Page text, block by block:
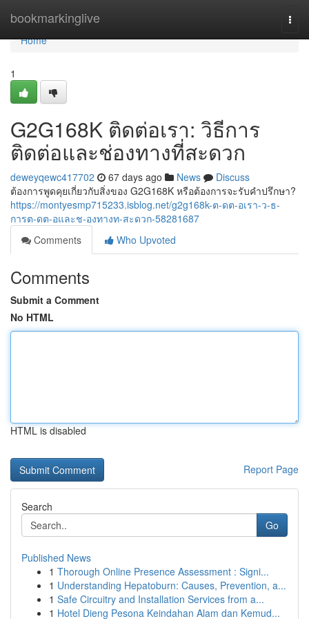
bookmarkinglive
Home
Home
1
G2G168K ติดต่อเรา: วิธีการ
ติดต่อและช่องทางที่สะดวก
deweyqewc417702 67 days ago News
Discuss
ต้องการพูดคุยเกี่ยวกับสิ่งของ G2G168K หรือต้องการจะรับคำปรึกษา?
https://montyesmp715233.isblog.net/g2g168k-ต-ดต-อเรา-ว-ธ-
การต-ดต-อและช-องทางท-สะดวก-58281687
Comments
Who Upvoted
Comments
Submit a Comment
No HTML
HTML is disabled
Report Page
Search
Go
Published News
1 Thorough Online Presence Assessment : Signi...
1 Understanding Hepatoburn: Causes, Prevention, a...
1 Safe Circuitry and Installation Services from a...
1 Hotel Dieng Pesona Keindahan Alam dan Kemud...